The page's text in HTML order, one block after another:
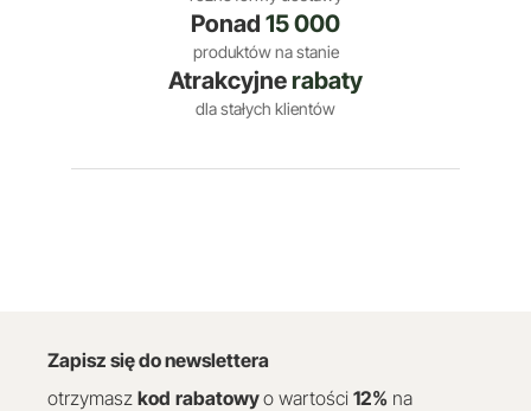
Ponad 15 000
produktów na stanie
Atrakcyjnerabaty
dla stałych klientów
Zapisz się do newslettera
otrzymasz kod rabatowyo wartości 12% na